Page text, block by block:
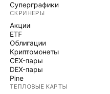
Суперграфики
СКРИНЕРЫ
Акции
ETF
Облигации
Криптомонеты
CEX-пары
DEX-пары
Pine
ТЕПЛОВЫЕ КАРТЫ